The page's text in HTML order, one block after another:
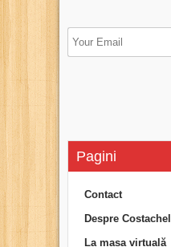
Pagini
Contact
Despre Costachel
La masa virtuală